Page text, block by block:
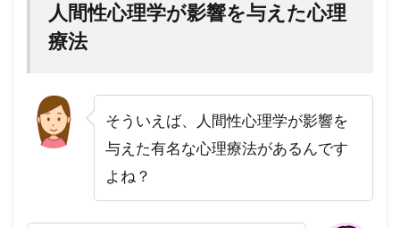
人間性心理学が影響を与えた心理
療法
そういえば、人間性心理学が影響を
与えた有名な心理療法があるんです
よね？